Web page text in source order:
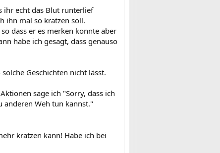
ihr echt das Blut runterlief
ihn mal so kratzen soll.
dass er es merken konnte aber
habe ich gesagt, dass genauso
Geschichten nicht lässt.
sage ich "Sorry, dass ich
Weh tun kannst."
kratzen kann! Habe ich bei